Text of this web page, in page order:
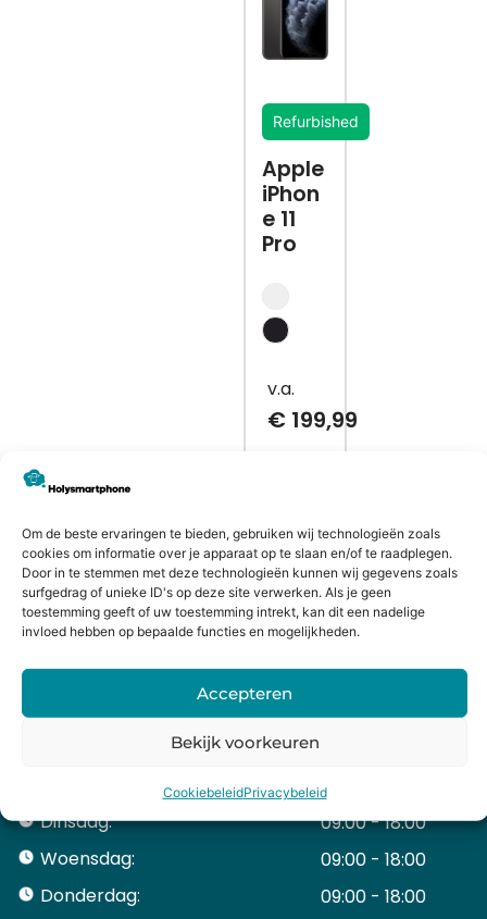
Om de beste ervaringen te bieden, gebruiken wij technologieën zoals
cookies om informatie over je apparaat op te slaan en/of te raadplegen.
Door in te stemmen met deze technologieën kunnen wij gegevens zoals
surfgedrag of unieke ID's op deze site verwerken. Als je geen
toestemming geeft of uw toestemming intrekt, kan dit een nadelige
invloed hebben op bepaalde functies en mogelijkheden.
Accepteren
Bekijk voorkeuren
CookiebeleidPrivacybeleid
Refurbished
Apple
iPhon
e 11
Pro
€199,99
CONTACTGEGEVENS
Heiligeweg 43A
1561 DE, Krommenie
info@holysmartphone.nl
Dinsdag:
09:00 - 18:00
Woensdag:
09:00 - 18:00
Donderdag:
09:00 - 18:00